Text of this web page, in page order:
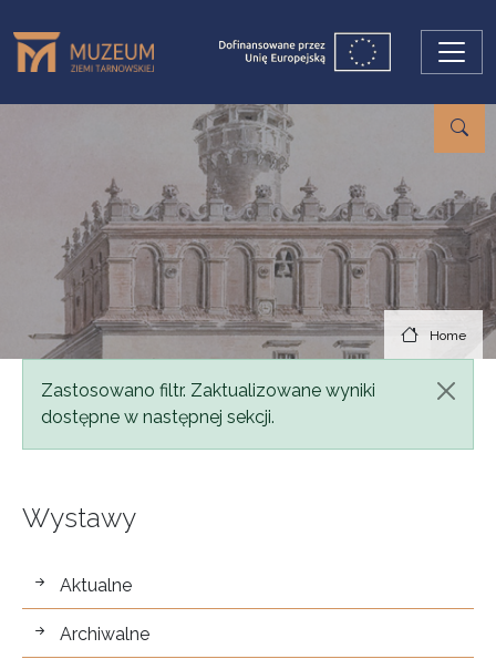
Home
Status message
Zastosowano filtr. Zaktualizowane wyniki
dostępne w następnej sekcji.
Wystawy
wystawy
Aktualne
Archiwalne